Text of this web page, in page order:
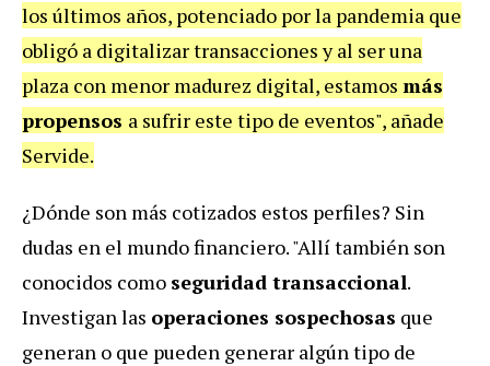
los últimos años, potenciado por la pandemia que
obligó a digitalizar transacciones y al ser una
plaza con menor madurez digital, estamos más
propensos a sufrir este tipo de eventos", añade
Servide.
¿Dónde son más cotizados estos perfiles? Sin
dudas en el mundo financiero. "Allí también son
conocidos como seguridad transaccional.
Investigan las operaciones sospechosas que
generan o que pueden generar algún tipo de